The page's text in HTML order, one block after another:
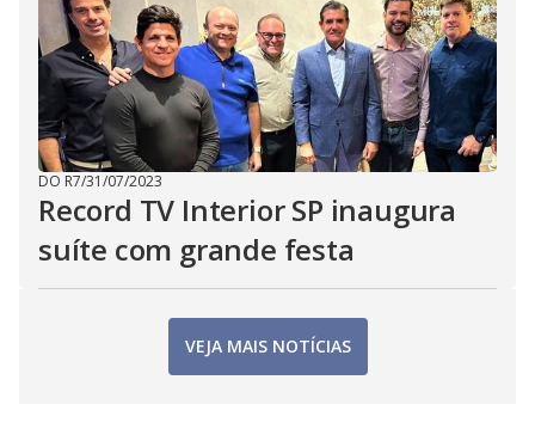
DO R7/31/07/2023
Record TV Interior SP inaugura
suíte com grande festa
VEJA MAIS NOTÍCIAS